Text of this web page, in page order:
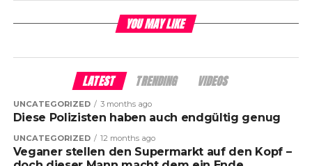
YOU MAY LIKE
LATEST TRENDING VIDEOS
UNCATEGORIZED 3 months ago
Diese Polizisten haben auch endgültig genug
UNCATEGORIZED 12 months ago
Veganer stellen den Supermarkt auf den Kopf –